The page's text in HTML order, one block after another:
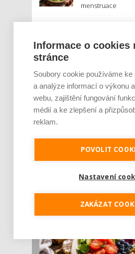
menstruace
Znáte nejčastější
Český startup
sedm měsíců 200
proteinových
poptávku po
složení
poškození baterie,
navigace
MOHLO BY VÁS
Informace o cookies
stránce
Soubory cookie používáme
a analýze informací o výkonu
webu, zajištění fungování
médií a ke zlepšení a
reklam.
POVOLIT
Nastavení
ZAKÁZAT